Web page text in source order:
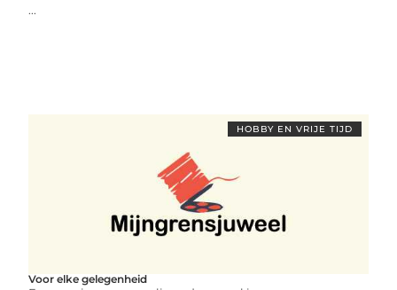
...
HOBBY EN VRIJE TIJD
Voor elke gelegenheid